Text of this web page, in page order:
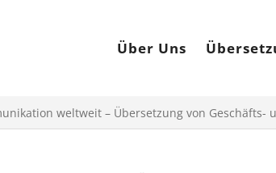
Über Uns
weltweit – Übersetzung von